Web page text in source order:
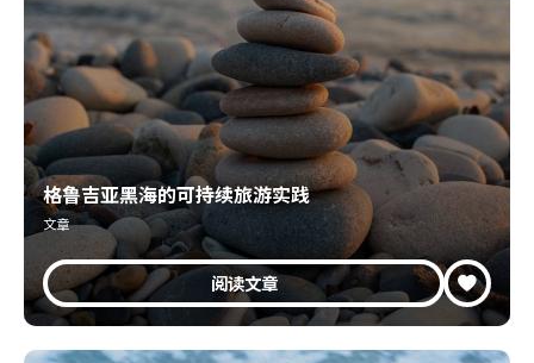
格鲁吉亚黑海的可持续旅游实践
文章
阅读文章